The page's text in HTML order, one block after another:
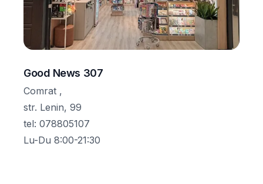
Good News 307
Comrat ,
str. Lenin, 99
tel: 078805107
Lu-Du 8:00-21:30